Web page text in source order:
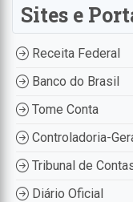
Sites e
Receita Federal
Banco do Brasil
Tome Conta
Controladoria-
Tribunal de
Diário Oficial